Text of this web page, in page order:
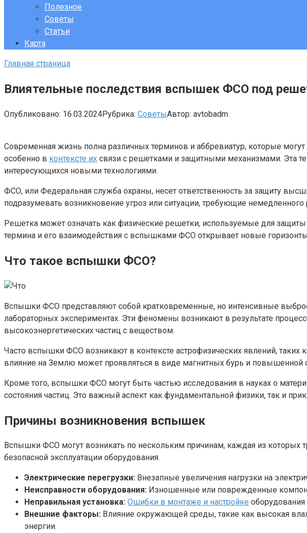
Полезное
Советы
Статьи
Карта
Главная страница
Влиятельные последствия вспышек ФСО под
Опубликовано: 16.03.2024Рубрика: СоветыАвтор: avtobadm
Современная жизнь полна различных терминов и аббревиатур, которые
особенно в контексте их связи с решетками и защитными механизмами. Эта
интересующихся новыми технологиями.
ФСО, или Федеральная служба охраны, несет ответственность за защиту
подразумевать возникновение угроз или ситуации, требующие немедленного
Решетка может означать как физические решетки, используемые для
термина и его взаимодействия с вспышками ФСО открывает новые
Что такое вспышки ФСО?
Вспышки ФСО представляют собой кратковременные, но интенсивные
лабораторных экспериментах. Эти феномены возникают в результате
высокоэнергетических частиц с веществом.
Часто вспышки ФСО возникают в контексте астрофизических явлений,
влияние на Землю может проявляться в виде магнитных бурь и повышенной
Кроме того, вспышки ФСО могут быть частью исследования в науках о
состояния частиц. Это важный аспект как фундаментальной физики, так и
Причины возникновения вспышек
Вспышки ФСО могут возникать по нескольким причинам, каждая из которых
безопасной эксплуатации оборудования.
Электрические перегрузки: Внезапные увеличения нагрузки на
Неисправности оборудования: Изношенные или поврежденные
Неправильная установка: Ошибки в монтаже и настройке
Внешние факторы: Влияние окружающей среды, такие как высокая
энергии.